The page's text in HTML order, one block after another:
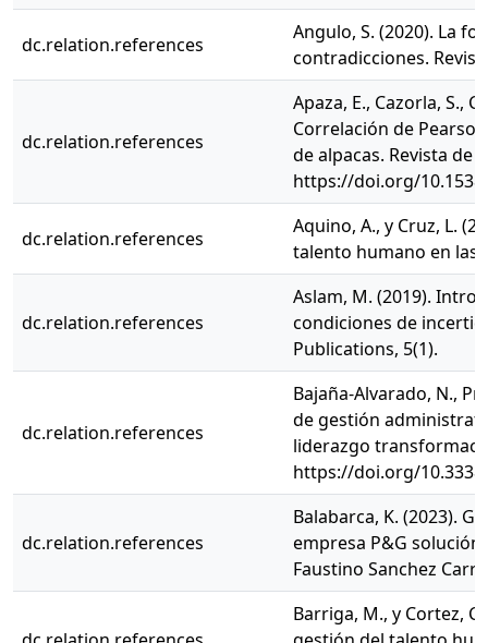
dc.relation.references
Angulo, S. (2020). La
contradicciones.
dc.relation.references
Apaza, E., Cazorla, S.,
Correlación de
de alpacas. Revista de
https://doi.org/
dc.relation.references
Aquino, A., y Cruz, L.
talento humano en las
dc.relation.references
Aslam, M. (2019).
condiciones de
Publications, 5(1).
dc.relation.references
Bajaña-Alvarado, N.,
de gestión
liderazgo
https://doi.org/
dc.relation.references
Balabarca, K. (2023).
empresa P&G solución
Faustino Sanchez
Barriga, M., y Cortez,